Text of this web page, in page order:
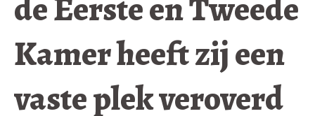
de Eerste en Tweede
Kamer heeft zij een
vaste plek veroverd